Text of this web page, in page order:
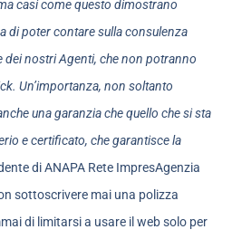
casi come questo dimostrano
di poter contare sulla consulenza
dei nostri Agenti, che non potranno
Un’importanza, non soltanto
una garanzia che quello che si sta
e certificato, che garantisce la
di ANAPA Rete ImpresAgenzia
sottoscrivere mai una polizza
di limitarsi a usare il web solo per